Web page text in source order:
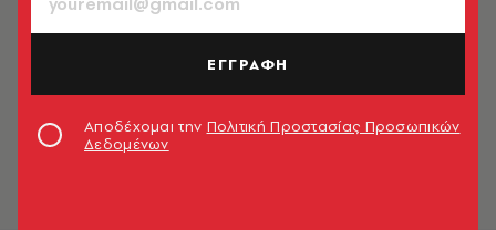
«παζάρια για την πίτα στα ΜΜΕ»
Newsroom
ΕΓΓΡΑΦΗ
Αποδέχομαι την Πολιτική Προστασίας Προσωπικών
Δεδομένων